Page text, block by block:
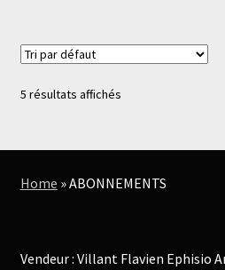
5 résultats affichés
Home »ABONNEMENTS
Vendeur : Villant Flavien Ephisio